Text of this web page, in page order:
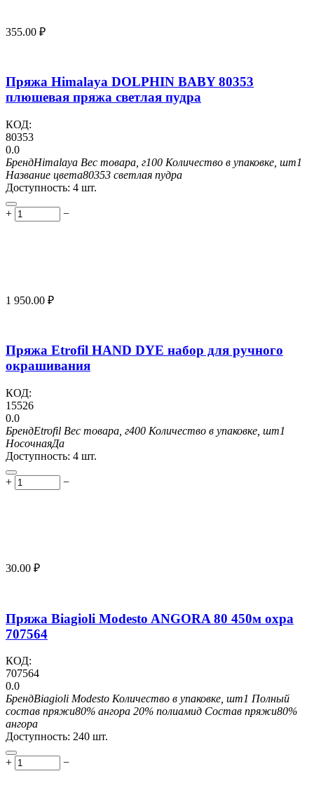
355.00 ₽
Пряжа Himalaya DOLPHIN BABY 80353
плюшевая пряжа светлая пудра
КОД:
80353
0.0
БрендHimalaya Вес товара, г100 Количество в упаковке, шт1
Название цвета80353 светлая пудра
Доступность: 4 шт.
+ −
1 950.00 ₽
Пряжа Etrofil HAND DYE набор для ручного
окрашивания
КОД:
15526
0.0
БрендEtrofil Вес товара, г400 Количество в упаковке, шт1
НосочнаяДа
Доступность: 4 шт.
+ −
30.00 ₽
Пряжа Biagioli Modesto ANGORA 80 450м охра
707564
КОД:
707564
0.0
БрендBiagioli Modesto Количество в упаковке, шт1 Полный
состав пряжи80% ангора 20% полиамид Состав пряжи80%
ангора
Доступность: 240 шт.
+ −